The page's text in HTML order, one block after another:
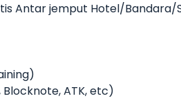
Antar jemput Hotel/
ATK, etc)